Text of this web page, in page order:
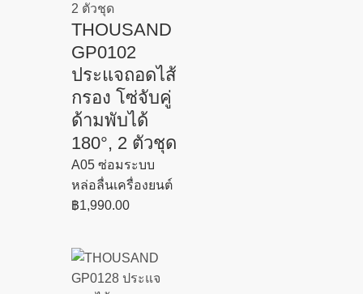
THOUSAND
GP0102
ประแจถอดไส้
กรอง โซ่จับคู่
ด้ามพับได้
180°, 2 ตัวชุด
A05 ซ่อมระบบ
หล่อลื่นเครื่องยนต์
฿1,990.00